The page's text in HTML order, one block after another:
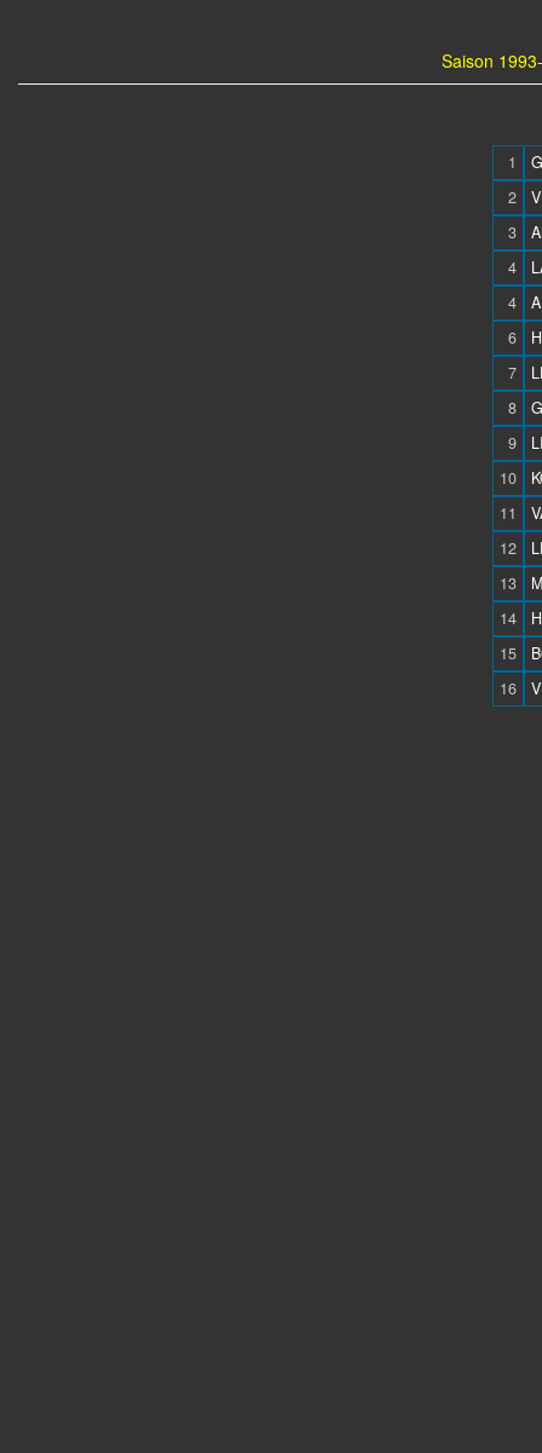
Saison
1
2
3
4
4
6
7
8
9
10
11
12
13
14
15
16